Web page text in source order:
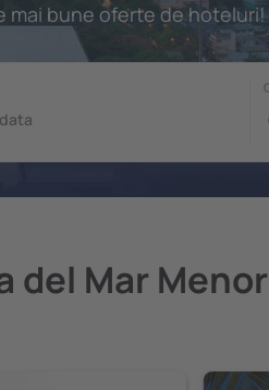
mai bune oferte de hoteluri!
del Mar Menor